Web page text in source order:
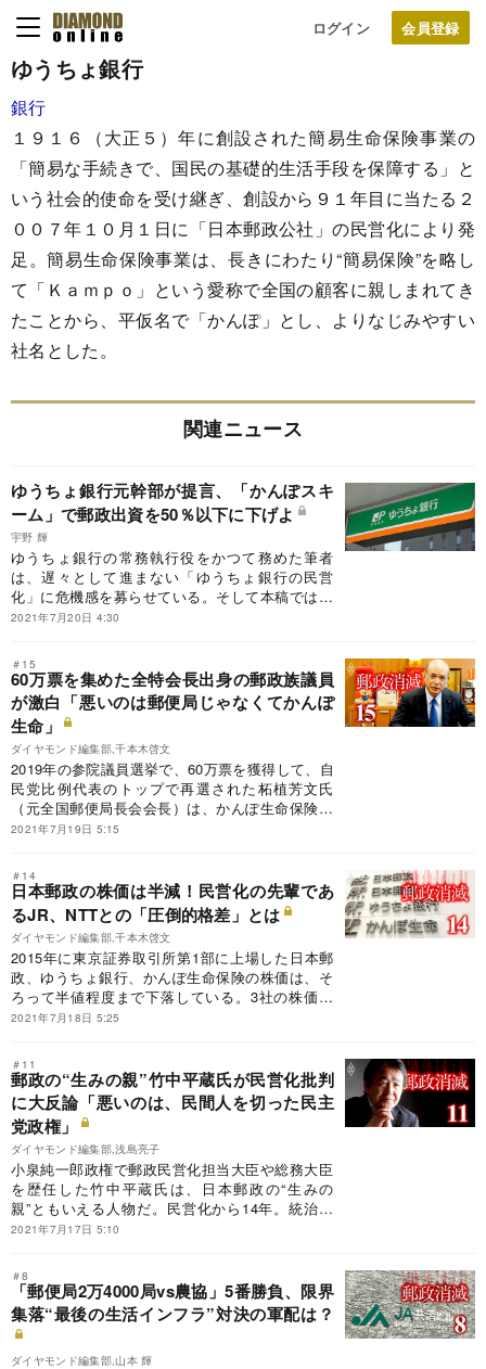
ログイン
ゆうちょ銀行
銀行
１９１６（大正５）年に創設された簡易生命保険事業の
「簡易な手続きで、国民の基礎的生活手段を保障する」と
いう社会的使命を受け継ぎ、創設から９１年目に当たる２
００７年１０月１日に「日本郵政公社」の民営化により発
足。簡易生命保険事業は、長きにわたり“簡易保険”を略し
て「Ｋａｍｐｏ」という愛称で全国の顧客に親しまれてき
たことから、平仮名で「かんぽ」とし、よりなじみやすい
社名とした。
関連ニュース
ゆうちょ銀行元幹部が提言、「かんぽスキ
ーム」で郵政出資を50％以下に下げよ
宇野 輝
ゆうちょ銀行の常務執行役をかつて務めた筆者
は、遅々として進まない「ゆうちょ銀行の民営
化」に危機感を募らせている。そして本稿では、
日本郵政が持つゆうちょ銀行株の売却に向けて、
2021年7月20日 4:30
＃15
60万票を集めた全特会長出身の郵政族議員
が激白「悪いのは郵便局じゃなくてかんぽ
生命」
ダイヤモンド編集部,千本木啓文
2019年の参院議員選挙で、60万票を獲得して、自
民党比例代表のトップで再選された柘植芳文氏
（元全国郵便局長会会長）は、かんぽ生命保険の
不適切販売の問題の根本原因は郵便局ではなく、
う柘植議員に同社への怒りの理由を語ってもらっ
た。
2021年7月19日 5:15
＃14
日本郵政の株価は半減！民営化の先輩であ
るJR、NTTとの「圧倒的格差」とは
ダイヤモンド編集部,千本木啓文
2015年に東京証券取引所第1部に上場した日本郵
政、ゆうちょ銀行、かんぽ生命保険の株価は、そ
ろって半値程度まで下落している。3社の株価が
上昇に転じる余地はあるのか。民営化・上場を経
2021年7月18日 5:25
＃11
郵政の“生みの親”竹中平蔵氏が民営化批判
に大反論「悪いのは、民間人を切った民主
党政権」
ダイヤモンド編集部,浅島亮子
小泉純一郎政権で郵政民営化担当大臣や総務大臣
を歴任した竹中平蔵氏は、日本郵政の“生みの
親”ともいえる人物だ。民営化から14年。統治不
全に陥っている日本郵政グループの「問題の病
2021年7月17日 5:10
＃8
「郵便局2万4000局vs農協」5番勝負、限界
集落“最後の生活インフラ”対決の軍配は？
ダイヤモンド編集部,山本 輝